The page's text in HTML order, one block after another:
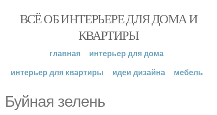
ВСЁ ОБ ИНТЕРЬЕРЕ ДЛЯ ДОМА И
КВАРТИРЫ
главная
интерьер для дома
интерьер для квартиры
идеи дизайна мебель
Буйная зелень